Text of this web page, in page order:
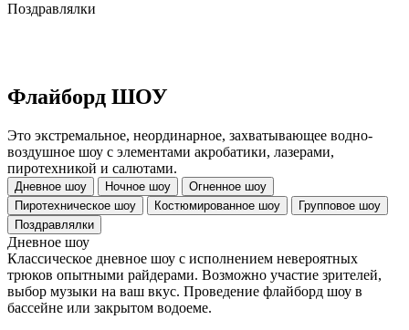
Поздравлялки
Флайборд ШОУ
Это экстремальное, неординарное, захватывающее водно-
воздушное шоу с элементами акробатики, лазерами,
пиротехникой и салютами.
Дневное шоу Ночное шоу
Огненное шоу
Пиротехническое шоу
Костюмированное шоу
Групповое шоу
Поздравлялки
Дневное шоу
Классическое дневное шоу с исполнением невероятных
трюков опытными райдерами. Возможно участие зрителей,
выбор музыки на ваш вкус. Проведение флайборд шоу в
бассейне или закрытом водоеме.